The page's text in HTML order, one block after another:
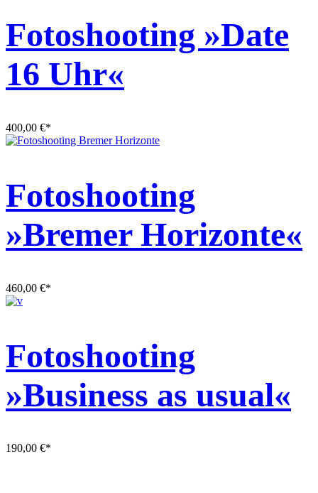
Fotoshooting »Date
16 Uhr«
400,00 €*
Fotoshooting
»Bremer Horizonte«
460,00 €*
Fotoshooting
»Business as usual«
190,00 €*